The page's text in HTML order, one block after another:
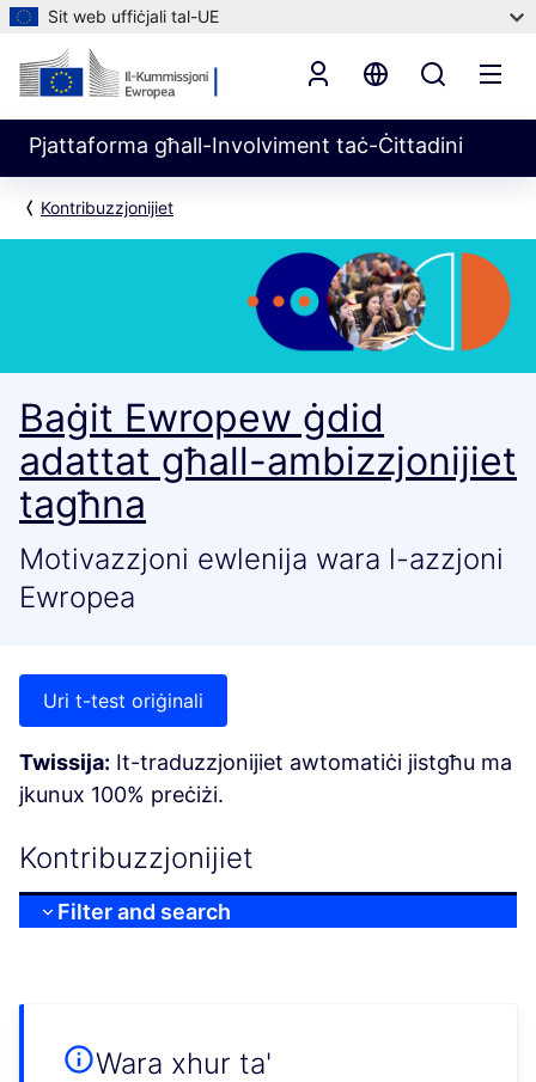
Sit web uffiċjali tal-UE
Pjattaforma għall-Involviment taċ-Ċittadini
Kontribuzzjonijiet
Baġit Ewropew ġdid
adattat għall-ambizzjonijiet
tagħna
Motivazzjoni ewlenija wara l-azzjoni
Ewropea
Uri t-test oriġinali
Twissija: It-traduzzjonijiet awtomatiċi jistgħu ma
jkunux 100% preċiżi.
Kontribuzzjonijiet
Filter and search
Wara xhur ta'